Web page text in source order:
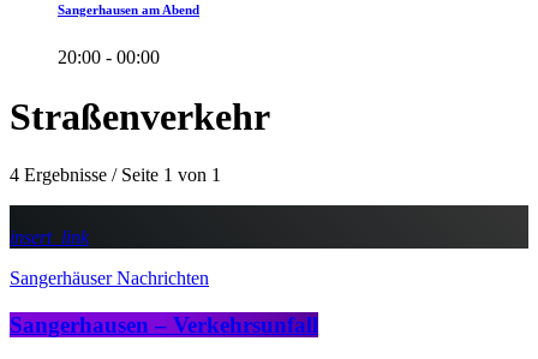
Sangerhausen am Abend
20:00 - 00:00
Straßenverkehr
4 Ergebnisse / Seite 1 von 1
insert_link
Sangerhäuser Nachrichten
Sangerhausen – Verkehrsunfall